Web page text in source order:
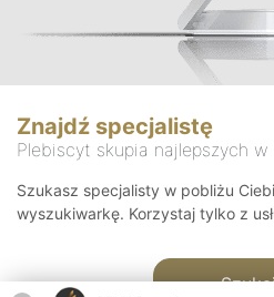
Znajdź specjalistę
Plebiscyt skupia najlepszych w
Szukasz specjalisty w pobliżu
wyszukiwarkę. Korzystaj tylko z